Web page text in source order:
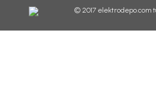
© 2017 elektrodepo.com